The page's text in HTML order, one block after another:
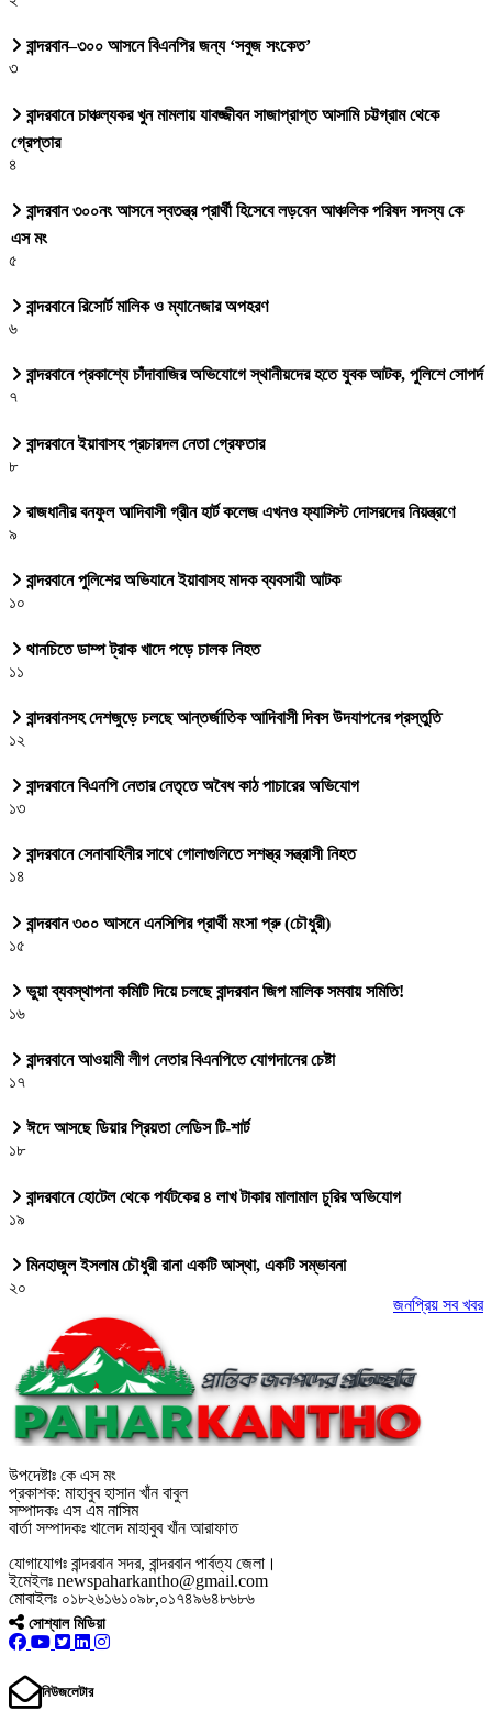
বান্দরবান–৩০০ আসনে বিএনপির জন্য ‘সবুজ সংকেত’
৩
বান্দরবানে চাঞ্চল্যকর খুন মামলায় যাবজ্জীবন সাজাপ্রাপ্ত আসামি চট্টগ্রাম থেকে
গ্রেপ্তার
৪
বান্দরবান ৩০০নং আসনে স্বতন্ত্র প্রার্থী হিসেবে লড়বেন আঞ্চলিক পরিষদ সদস্য কে
এস মং
৫
বান্দরবানে রিসোর্ট মালিক ও ম্যানেজার অপহরণ
৬
বান্দরবানে প্রকাশ্যে চাঁদাবাজির অভিযোগে স্থানীয়দের হতে যুবক আটক, পুলিশে সোপর্দ
৭
বান্দরবানে ইয়াবাসহ প্রচারদল নেতা গ্রেফতার
৮
রাজধানীর বনফুল আদিবাসী গ্রীন হার্ট কলেজ এখনও ফ্যাসিস্ট দোসরদের নিয়ন্ত্রণে
৯
বান্দরবানে পুলিশের অভিযানে ইয়াবাসহ মাদক ব্যবসায়ী আটক
১০
থানচিতে ডাম্প ট্রাক খাদে পড়ে চালক নিহত
১১
বান্দরবানসহ দেশজুড়ে চলছে আন্তর্জাতিক আদিবাসী দিবস উদযাপনের প্রস্তুতি
১২
বান্দরবানে বিএনপি নেতার নেতৃতে অবৈধ কাঠ পাচারের অভিযোগ
১৩
বান্দরবানে সেনাবাহিনীর সাথে গোলাগুলিতে সশস্ত্র সন্ত্রাসী নিহত
১৪
বান্দরবান ৩০০ আসনে এনসিপির প্রার্থী মংসা প্রু (চৌধুরী)
১৫
ভুয়া ব্যবস্থাপনা কমিটি দিয়ে চলছে বান্দরবান জিপ মালিক সমবায় সমিতি!
১৬
বান্দরবানে আওয়ামী লীগ নেতার বিএনপিতে যোগদানের চেষ্টা
১৭
ঈদে আসছে ডিয়ার প্রিয়তা লেডিস টি-শার্ট
১৮
বান্দরবানে হোটেল থেকে পর্যটকের ৪ লাখ টাকার মালামাল চুরির অভিযোগ
১৯
মিনহাজুল ইসলাম চৌধুরী রানা একটি আস্থা, একটি সম্ভাবনা
২০
জনপ্রিয় সব খবর
উপদেষ্টাঃ কে এস মং
প্রকাশক: মাহাবুব হাসান খাঁন বাবুল
সম্পাদকঃ এস এম নাসিম
বার্তা সম্পাদকঃ খালেদ মাহাবুব খাঁন আরাফাত
যোগাযোগঃ বান্দরবান সদর, বান্দরবান পার্বত্য জেলা।
ইমেইলঃ newspaharkantho@gmail.com
মোবাইলঃ ০১৮২৬১৬১০৯৮,০১৭৪৯৬৪৮৬৮৬
সোশ্যাল মিডিয়া
নিউজলেটার